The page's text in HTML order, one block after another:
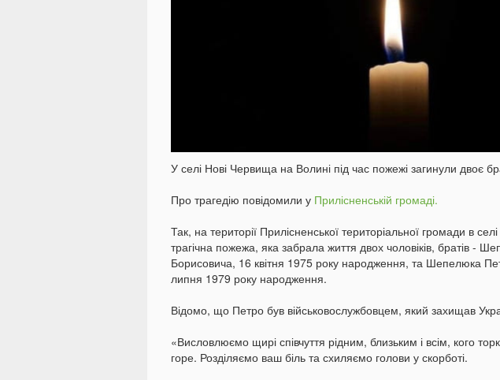
У селі Нові Червища на Волині під час пожежі загинули двоє
Про трагедію повідомили у Прилісненській громаді.
Так, на території Прилісненської територіальної громади в
трагічна пожежа, яка забрала життя двох чоловіків, братів -
Борисовича, 16 квітня 1975 року народження, та Шепелюка
липня 1979 року народження.
Відомо, що Петро був військовослужбовцем, який захищав
«Висловлюємо щирі співчуття рідним, близьким і всім, кого
горе. Розділяємо ваш біль та схиляємо голови у скорботі.